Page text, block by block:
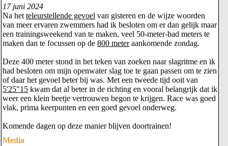
17 juni 2024
Na het teleurstellende gevoel van gisteren en de wijze woorden
van meer ervaren zwemmers had ik besloten om er dan gelijk maar
een trainingsweekend van te maken, veel 50-meter-bad meters te
maken dan te focussen op de 800 meteraankomende zondag.
Deze 400 meter stond in het teken van zoeken naar slagritme en ik
had besloten om mijn openwater slag toe te gaan passen om te zien
of daar het gevoel beter bij was. Met een tweede tijd ooit van
5'25"15 kwam dat al beter in de richting en vooral belangrijk dat ik
weer een klein beetje vertrouwen begon te krijgen. Race was goed
vlak, prima keerpunten en een goed gevoel onderweg.
Komende dagen op deze manier blijven doortrainen!
Media